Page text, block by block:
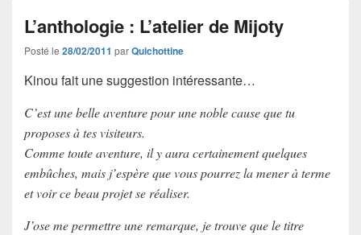
L’anthologie : L’atelier de Mijoty
Posté le 28/02/2011 parQuichottine
Kinou fait une suggestion intéressante…
C’est une belle aventure pour une noble cause que tu
proposes à tes visiteurs.
Comme toute aventure, il y aura certainement quelques
embûches, mais j’espère que vous pourrez la mener à terme
et voir ce beau projet se réaliser.
J’ose me permettre une remarque, je trouve que le titre